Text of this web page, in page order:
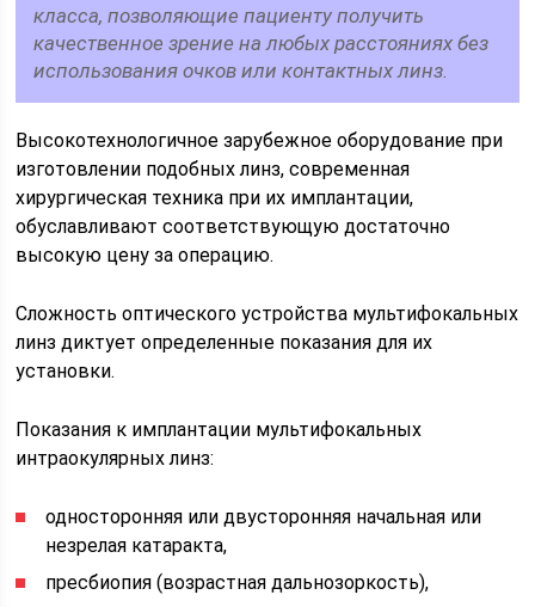
класса, позволяющие пациенту получить
качественное зрение на любых расстояниях без
использования очков или контактных линз.
Высокотехнологичное зарубежное оборудование при
изготовлении подобных линз, современная
хирургическая техника при их имплантации,
обуславливают соответствующую достаточно
высокую цену за операцию.
Сложность оптического устройства мультифокальных
линз диктует определенные показания для их
установки.
Показания к имплантации мультифокальных
интраокулярных линз:
односторонняя или двусторонняя начальная или
незрелая катаракта,
пресбиопия (возрастная дальнозоркость),